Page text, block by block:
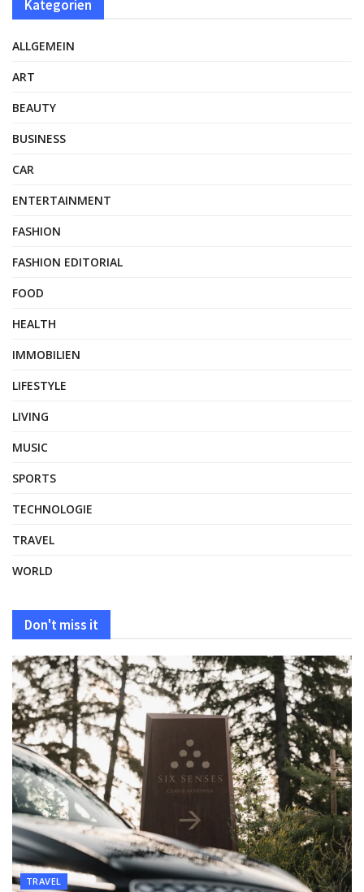
Kategorien
ALLGEMEIN
ART
BEAUTY
BUSINESS
CAR
ENTERTAINMENT
FASHION
FASHION EDITORIAL
FOOD
HEALTH
IMMOBILIEN
LIFESTYLE
LIVING
MUSIC
SPORTS
TECHNOLOGIE
TRAVEL
WORLD
Don't miss it
TRAVEL